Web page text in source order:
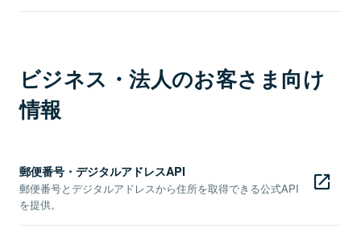
ビジネス・法人のお客さま向け
情報
郵便番号・デジタルアドレスAPI
郵便番号とデジタルアドレスから住所を取得できる公式API
を提供。